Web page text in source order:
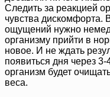
Следить за реакцией
чувства дискомфорта.
ощущений нужно
организму прийти в
новое. И не ждать
появиться дня через
организм будет
веса.